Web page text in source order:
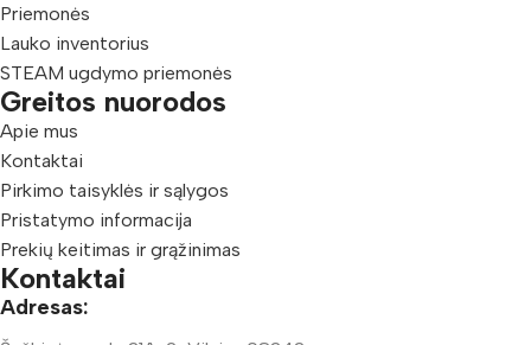
Priemonės
Lauko inventorius
STEAM ugdymo priemonės
Greitos nuorodos
Apie mus
Kontaktai
Pirkimo taisyklės ir sąlygos
Pristatymo informacija
Prekių keitimas ir grąžinimas
Kontaktai
Adresas: